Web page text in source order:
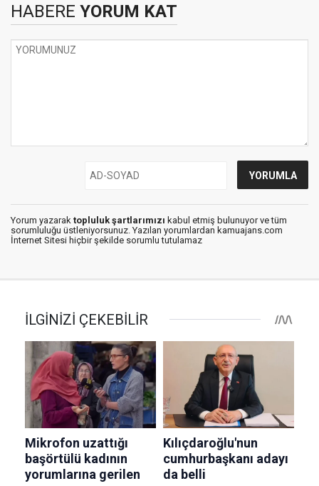
HABERE YORUM KAT
Yorum yazarak topluluk şartlarımızı kabul etmiş bulunuyor ve tüm
sorumluluğu üstleniyorsunuz. Yazılan yorumlardan kamuajans.com
İnternet Sitesi hiçbir şekilde sorumlu tutulamaz